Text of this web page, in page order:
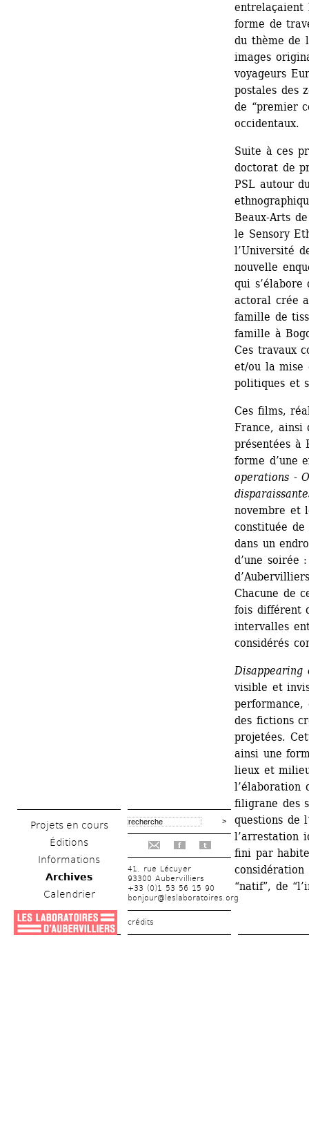
Projets en cours
Éditions
Informations
Archives
Calendrier
f t
41, rue Lécuyer
93300 Aubervilliers
+33 (0)1 53 56 15 90
bonjour@leslaboratoires.org
crédits
entrelaçaient
forme de
du thème de
images
voyageurs
postales des
de “premier
occidentaux.
Suite à ces
doctorat de
PSL autour
Beaux-Arts
le Sensory
l’Université
nouvelle
qui s’élabore
actoral crée
famille de
famille à
Ces travaux
et/ou la mise
politiques et
Ces films,
France, ainsi
présentées à
forme d’une
operations -
novembre et
constituée de
dans un
d’une soirée
Chacune de
fois différent
intervalles
considérés
Disappearing
visible et
des fictions
projetées.
ainsi une
lieux et
l’élaboration
filigrane des
questions de
l’arrestation
fini par
“natif”, de